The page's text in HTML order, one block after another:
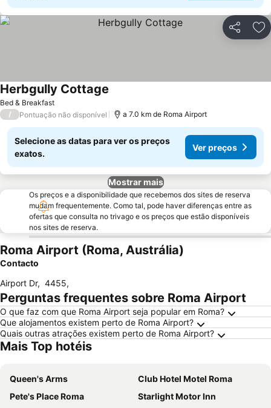
Partilhar
Bed & Breakfast
Herbgully Cottage
/ Pontuação não disponível a 7.0 km de Roma Airport
Selecione as datas para ver os preços
exatos.
Ver preços
Mostrar mais
Os preços e a disponibilidade que recebemos dos sites de reserva
mudam frequentemente. Como tal, pode haver diferenças entre as
ofertas que consulta no trivago e os preços que estão disponíveis
nos sites de reserva.
Roma Airport (Roma, Austrália)
Contacto
Airport Dr, 4455,
Perguntas frequentes sobre Roma Airport
O que faz com que Roma Airport seja popular em Roma?
Que alojamentos existem perto de Roma Airport?
Quais outras atrações existem perto de Roma Airport?
Mais Top hotéis
Queen's Arms
Club Hotel Motel Roma
Pete's Place Roma
Starlight Motor Inn